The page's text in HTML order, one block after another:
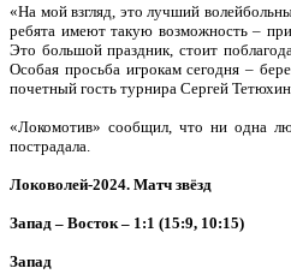
«На мой взгляд, это лучший
ребята имеют такую возможность –
Это большой праздник, стоит
Особая просьба игрокам сегодня –
почетный гость турнира Сергей
«Локомотив» сообщил, что ни одна
пострадала.
Локоволей-2024. Матч звёзд
Запад – Восток – 1:1 (15:9, 10:15)
Запад